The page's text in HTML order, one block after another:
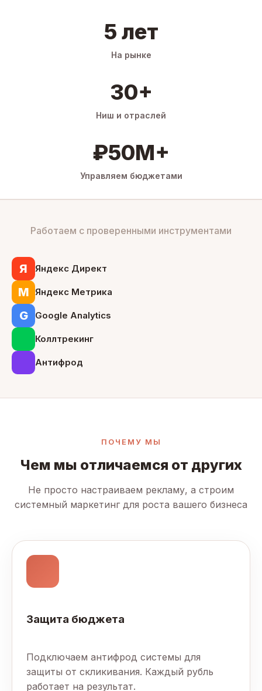
5 лет
На рынке
30+
Ниш и отраслей
₽50M+
Управляем бюджетами
Работаем с проверенными инструментами
Я Яндекс Директ
М Яндекс Метрика
G Google Analytics
Коллтрекинг
Антифрод
ПОЧЕМУ МЫ
Чем мы отличаемся от других
Не просто настраиваем рекламу, а строим
системный маркетинг для роста вашего бизнеса
Защита бюджета
Подключаем антифрод системы для
защиты от скликивания. Каждый рубль
работает на результат.